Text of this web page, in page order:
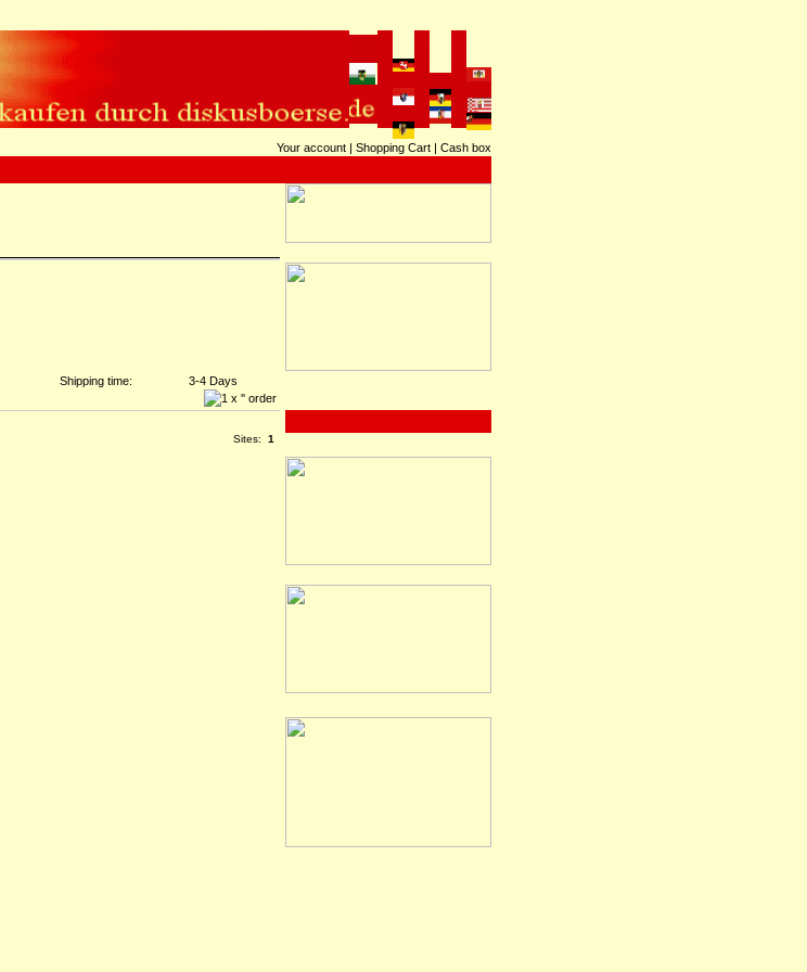
Your account | Shopping Cart | Cash box
Shipping time:
3-4 Days
Sites: 1